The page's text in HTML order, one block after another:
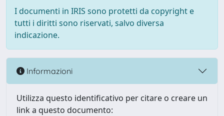
I documenti in IRIS sono protetti da copyright e
tutti i diritti sono riservati, salvo diversa
indicazione.
Informazioni
Utilizza questo identificativo per citare o creare un
link a questo documento: